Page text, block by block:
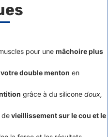
pour une mâchoire plus
double menton en
grâce à du silicone doux,
devieillissement sur le cou et le